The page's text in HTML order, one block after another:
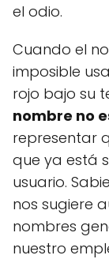
el odio.
Cuando el
imposible
rojo bajo su
nombre no
representar
que ya está
usuario.
nos sugiere
nombres
nuestro